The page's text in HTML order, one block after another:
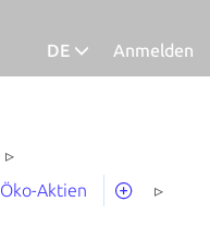
DE Anmelden
Öko-Aktien